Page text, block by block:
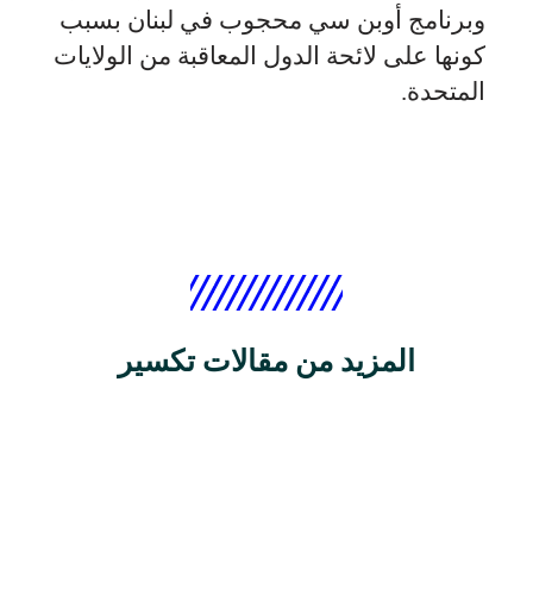
وبرنامج أوبن سي محجوب في لبنان بسبب
كونها على لائحة الدول المعاقبة من الولايات
المتحدة.
المزيد من مقالات تكسير